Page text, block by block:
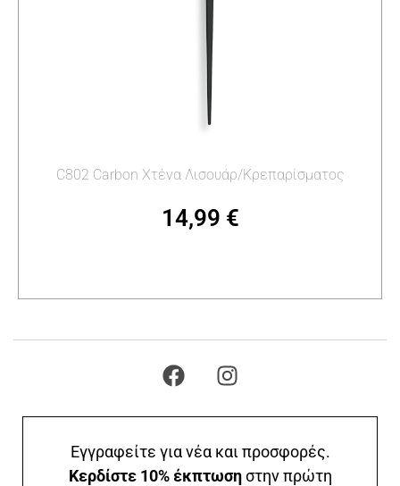
C802 Carbon Χτένα Λισουάρ/Κρεπαρίσματος
14,99 €
Εγγραφείτε για νέα και προσφορές.
Κερδίστε 10% έκπτωσηστην πρώτη